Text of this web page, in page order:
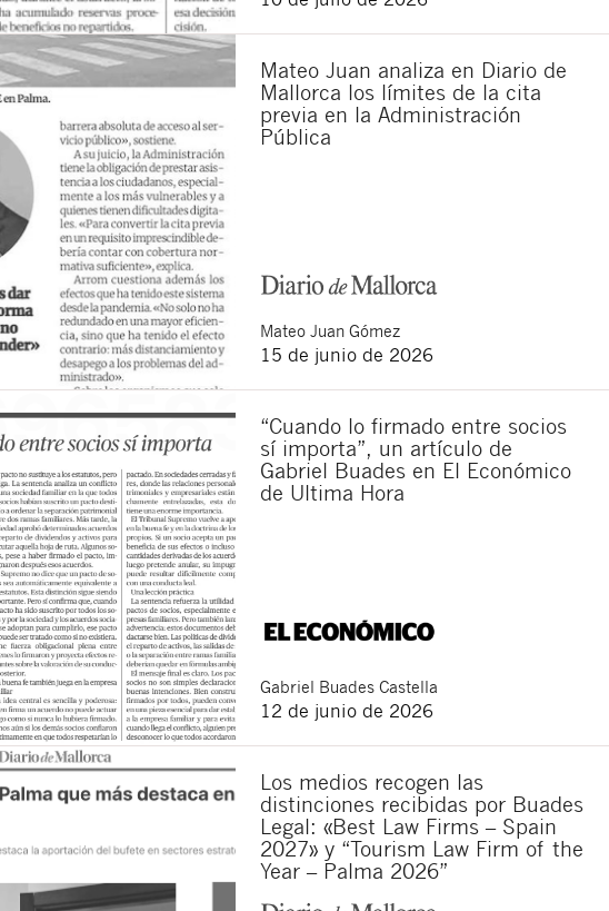
Mateo Juan analiza en Diario de
Mallorca los límites de la cita
previa en la Administración
Pública
Mateo Juan Gómez
15 de junio de 2026
“Cuando lo firmado entre socios
sí importa”, un artículo de
Gabriel Buades en El Económico
de Ultima Hora
Gabriel Buades Castella
12 de junio de 2026
Los medios recogen las
distinciones recibidas por Buades
Legal: «Best Law Firms – Spain
2027» y “Tourism Law Firm of the
Year – Palma 2026”
Cerrar